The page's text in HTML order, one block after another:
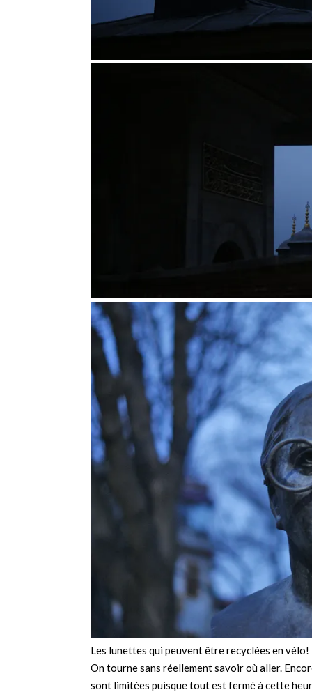
Les lunettes qui peuvent être recyclées en vélo!
On tourne sans réellement savoir où aller.
sont limitées puisque tout est fermé à cette